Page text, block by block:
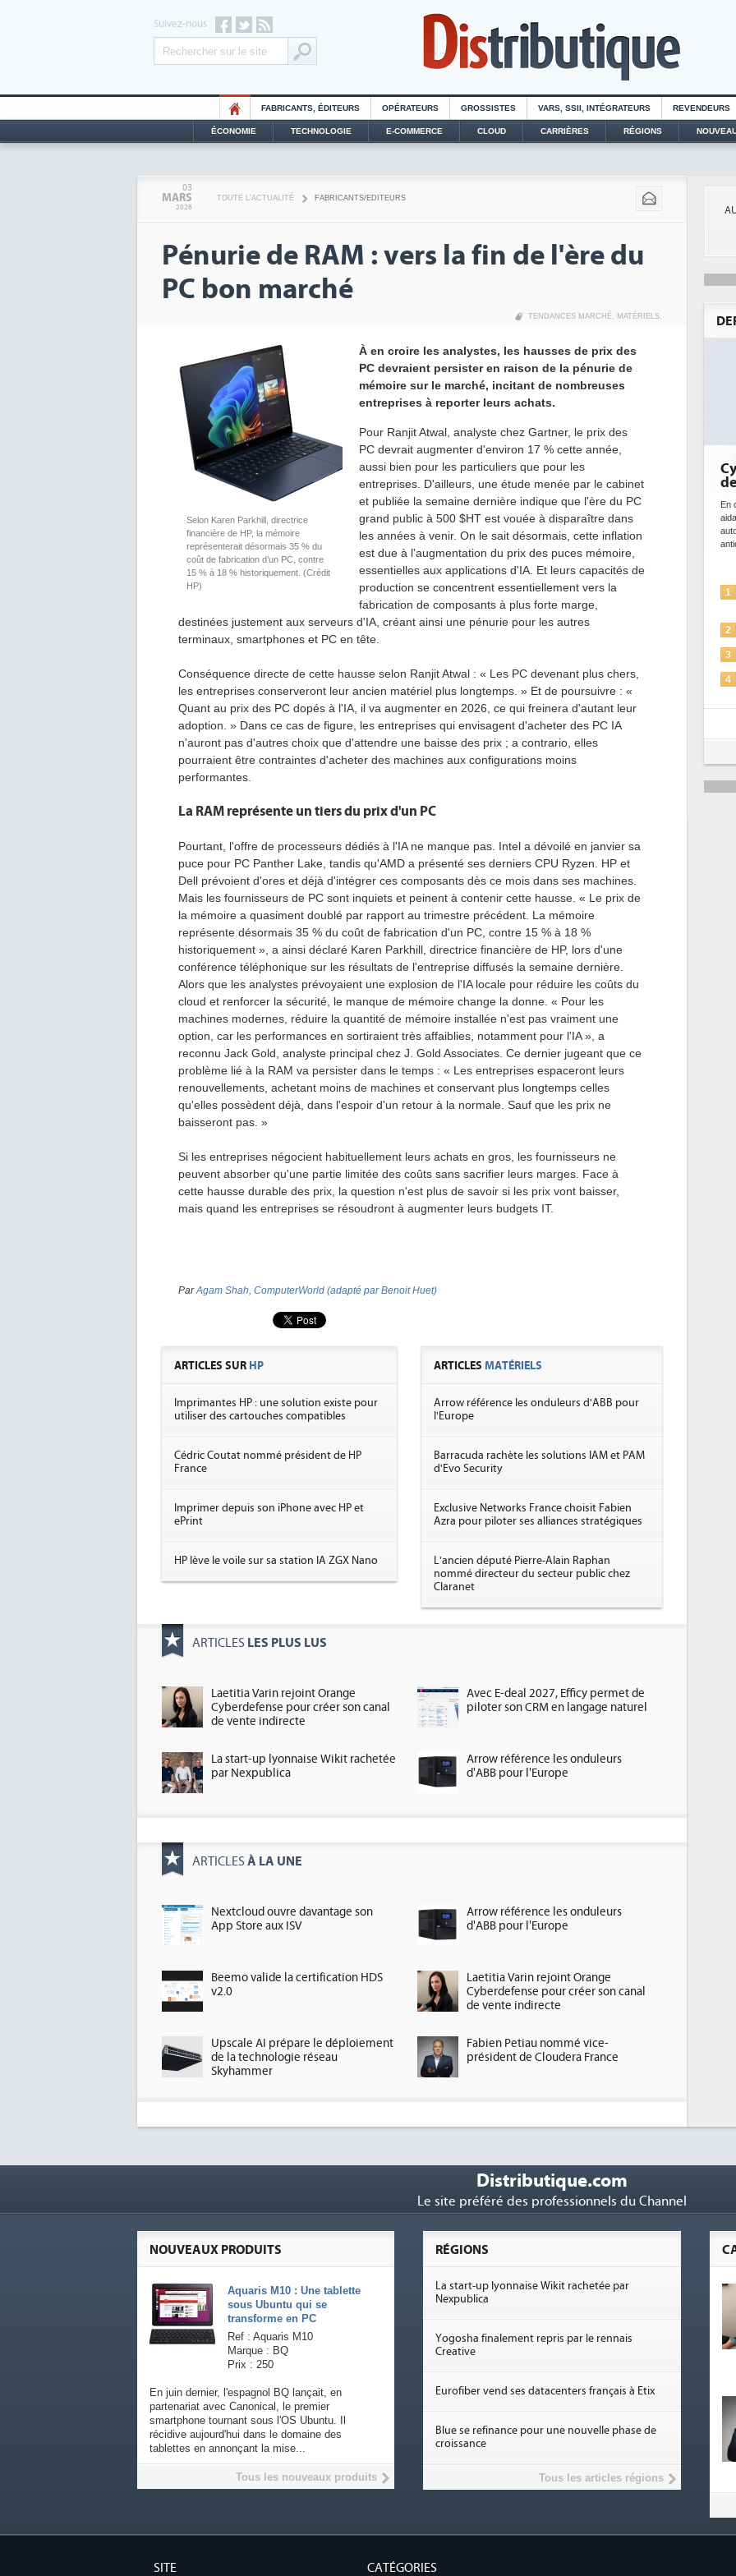
Suivez-nous
FABRICANTS, ÉDITEURS OPÉRATEURS GROSSISTES VARS, SSII, INTÉGRATEURS REVENDEURS
ÉCONOMIE TECHNOLOGIE E-COMMERCE CLOUD CARRIÈRES RÉGIONS
03
MARS
2026
TOUTE L'ACTUALITÉ FABRICANTS/EDITEURS
Pénurie de RAM : vers la fin de l'ère du
PC bon marché
TENDANCES MARCHÉ, MATÉRIELS,
Selon Karen Parkhill, directrice
financière de HP, la mémoire
représenterait désormais 35 % du
coût de fabrication d’un PC, contre
15 % à 18 % historiquement. (Crédit
HP)
À en croire les analystes, les hausses de prix des
PC devraient persister en raison de la pénurie de
mémoire sur le marché, incitant de nombreuses
entreprises à reporter leurs achats.
Pour Ranjit Atwal, analyste chez Gartner, le prix des
PC devrait augmenter d'environ 17 % cette année,
aussi bien pour les particuliers que pour les
entreprises. D'ailleurs, une étude menée par le cabinet
et publiée la semaine dernière indique que l'ère du PC
grand public à 500 $HT est vouée à disparaître dans
les années à venir. On le sait désormais, cette inflation
est due à l'augmentation du prix des puces mémoire,
essentielles aux applications d'IA. Et leurs capacités de
production se concentrent essentiellement vers la
fabrication de composants à plus forte marge,
destinées justement aux serveurs d'IA, créant ainsi une pénurie pour les autres
terminaux, smartphones et PC en tête.
Conséquence directe de cette hausse selon Ranjit Atwal : « Les PC devenant plus chers,
les entreprises conserveront leur ancien matériel plus longtemps. » Et de poursuivre : «
Quant au prix des PC dopés à l'IA, il va augmenter en 2026, ce qui freinera d'autant leur
adoption. » Dans ce cas de figure, les entreprises qui envisagent d'acheter des PC IA
n'auront pas d'autres choix que d'attendre une baisse des prix ; a contrario, elles
pourraient être contraintes d'acheter des machines aux configurations moins
performantes.
La RAM représente un tiers du prix d'un PC
Pourtant, l'offre de processeurs dédiés à l'IA ne manque pas. Intel a dévoilé en janvier sa
puce pour PC Panther Lake, tandis qu'AMD a présenté ses derniers CPU Ryzen. HP et
Dell prévoient d'ores et déjà d'intégrer ces composants dès ce mois dans ses machines.
Mais les fournisseurs de PC sont inquiets et peinent à contenir cette hausse. « Le prix de
la mémoire a quasiment doublé par rapport au trimestre précédent. La mémoire
représente désormais 35 % du coût de fabrication d'un PC, contre 15 % à 18 %
historiquement », a ainsi déclaré Karen Parkhill, directrice financière de HP, lors d'une
conférence téléphonique sur les résultats de l'entreprise diffusés la semaine dernière.
Alors que les analystes prévoyaient une explosion de l'IA locale pour réduire les coûts du
cloud et renforcer la sécurité, le manque de mémoire change la donne. « Pour les
machines modernes, réduire la quantité de mémoire installée n'est pas vraiment une
option, car les performances en sortiraient très affaiblies, notamment pour l'IA », a
reconnu Jack Gold, analyste principal chez J. Gold Associates. Ce dernier jugeant que ce
problème lié à la RAM va persister dans le temps : « Les entreprises espaceront leurs
renouvellements, achetant moins de machines et conservant plus longtemps celles
qu'elles possèdent déjà, dans l'espoir d'un retour à la normale. Sauf que les prix ne
baisseront pas. »
Si les entreprises négocient habituellement leurs achats en gros, les fournisseurs ne
peuvent absorber qu'une partie limitée des coûts sans sacrifier leurs marges. Face à
cette hausse durable des prix, la question n'est plus de savoir si les prix vont baisser,
mais quand les entreprises se résoudront à augmenter leurs budgets IT.
ParAgam Shah, ComputerWorld (adapté par Benoit Huet)
ARTICLES SUR HP
Imprimantes HP : une solution existe pour
utiliser des cartouches compatibles
Cédric Coutat nommé président de HP
France
Imprimer depuis son iPhone avec HP et
ePrint
HP lève le voile sur sa station IA ZGX Nano
ARTICLESMATÉRIELS
Arrow référence les onduleurs d'ABB pour
l'Europe
Barracuda rachète les solutions IAM et PAM
d'Evo Security
Exclusive Networks France choisit Fabien
Azra pour piloter ses alliances stratégiques
L'ancien député Pierre-Alain Raphan
nommé directeur du secteur public chez
Claranet
ARTICLES LES PLUS LUS
Laetitia Varin rejoint Orange
Cyberdefense pour créer son canal
de vente indirecte
Avec E-deal 2027, Efficy permet de
piloter son CRM en langage naturel
La start-up lyonnaise Wikit rachetée
par Nexpublica
Arrow référence les onduleurs
d'ABB pour l'Europe
ARTICLES À LA UNE
Nextcloud ouvre davantage son
App Store aux ISV
Arrow référence les onduleurs
d'ABB pour l'Europe
Beemo valide la certification HDS
v2.0
Laetitia Varin rejoint Orange
Cyberdefense pour créer son canal
de vente indirecte
Upscale AI prépare le déploiement
de la technologie réseau
Skyhammer
Fabien Petiau nommé vice-
président de Cloudera France
Cybersécurité, le double visage
de l'IA
En cybersécurité, l'IA joue un double rôle : le gentil en
aidant à détecter et à prévenir les menaces, à
automatiser les processus de sécurité, à simuler et
1
L'IA, déjà bien présente dans les
solutions de sécurité et...
La sécurité des IA en question
4
IA et conformité : un défi crucial
pour les entreprises
Une IA de confiance pour une IA
plus sûre ?
ce
1
2
6
Distributique.com
Le site préféré des professionnels du Channel
NOUVEAUX PRODUITS
Aquaris M10 : Une tablette
sous Ubuntu qui se
transforme en PC
Ref : Aquaris M10
Marque : BQ
Prix : 250
En juin dernier, l'espagnol BQ lançait, en
partenariat avec Canonical, le premier
smartphone tournant sous l'OS Ubuntu. Il
récidive aujourd'hui dans le domaine des
tablettes en annonçant la mise...
Tous les nouveaux produits
RÉGIONS
La start-up lyonnaise Wikit rachetée par
Nexpublica
Yogosha finalement repris par le rennais
Creative
Eurofiber vend ses datacenters français à Etix
Blue se refinance pour une nouvelle phase de
croissance
Tous les articles régions
SITE CATÉGORIES